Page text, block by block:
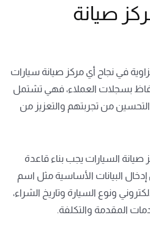
صيانة
في نجاح أي مركز صيانة سيارات
بسجلات العملاء، فهي تشتمل
من تجربتهم والتعزيز من
السيارات يجب بناء قاعدة
البيانات الأساسية مثل اسم
ونوع السيارة وتاريخ الشراء،
المقدمة والتكلفة.